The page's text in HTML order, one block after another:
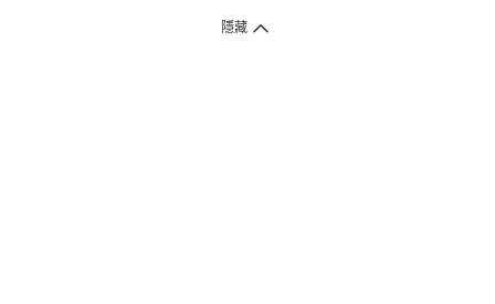
1. 送貨到府（受衛生署條例規管產品除外 ）
隱藏